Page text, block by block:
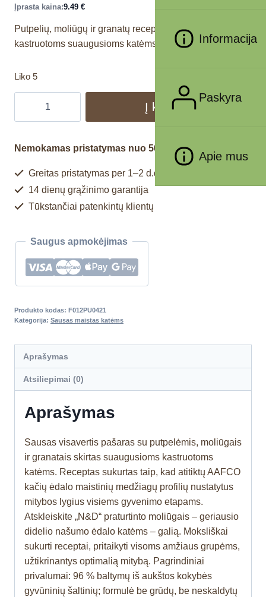
Informacija
Paskyra
Apie mus
Įprasta kaina:9.49 €
Putpelių, moliūgų ir granatų receptas. Visavertis pašaras
kastruotoms suaugusioms katėms.
Liko 5
Į krepšelį
Nemokamas pristatymas nuo 50€
Greitas pristatymas per 1–2 d.d.
14 dienų grąžinimo garantija
Tūkstančiai patenkintų klientų
Saugus apmokėjimas
Produkto kodas: F012PU0421
Kategorija: Sausas maistas katėms
Aprašymas
Atsiliepimai (0)
Aprašymas
Sausas visavertis pašaras su putpelėmis, moliūgais
ir granatais skirtas suaugusioms kastruotoms
katėms. Receptas sukurtas taip, kad atitiktų AAFCO
kačių ėdalo maistinių medžiagų profilių nustatytus
mitybos lygius visiems gyvenimo etapams.
Atskleiskite „N&D“ praturtinto moliūgais – geriausio
didelio našumo ėdalo katėms – galią. Moksliškai
sukurti receptai, pritaikyti visoms amžiaus grupėms,
užtikrinantys optimalią mitybą. Pagrindiniai
privalumai: 96 % baltymų iš aukštos kokybės
gyvūninių šaltinių; formulė be grūdų, be neskaldytų